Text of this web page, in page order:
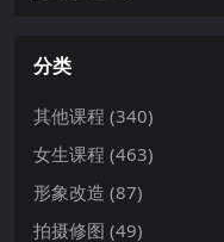
分类
其他课程 (340)
女生课程 (463)
形象改造 (87)
拍摄修图 (49)